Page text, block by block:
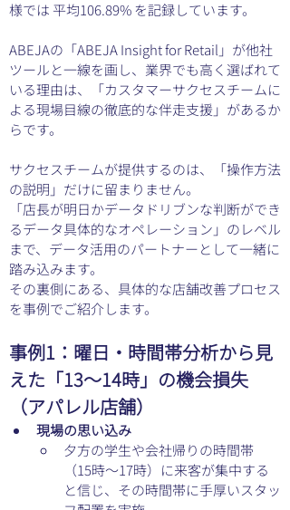
様では 平均106.89% を記録しています。
ABEJAの「ABEJA Insight for Retail」が他社
ツールと一線を画し、業界でも高く選ばれて
いる理由は、「カスタマーサクセスチームに
よる現場目線の徹底的な伴走支援」があるか
らです。
サクセスチームが提供するのは、「操作方法
の説明」だけに留まりません。
「店長が明日かデータドリブンな判断ができ
るデータ具体的なオペレーション」のレベル
まで、データ活用のパートナーとして一緒に
踏み込みます。
その裏側にある、具体的な店舗改善プロセス
を事例でご紹介します。
事例1：曜日・時間帯分析から見
えた「13〜14時」の機会損失
（アパレル店舗）
現場の思い込み
夕方の学生や会社帰りの時間帯
（15時〜17時）に来客が集中する
と信じ、その時間帯に手厚いスタッ